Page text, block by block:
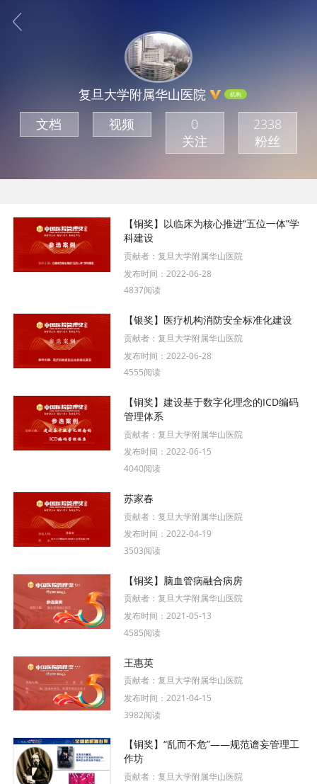
复旦大学附属华山医院 机构
文档 视频
0
关注
2338
粉丝
【铜奖】以临床为核心推进“五位一体”学
科建设
贡献者： 复旦大学附属华山医院
发布时间： 2022-06-28
4837阅读
【银奖】医疗机构消防安全标准化建设
贡献者： 复旦大学附属华山医院
发布时间： 2022-06-28
4555阅读
【铜奖】建设基于数字化理念的ICD编码
管理体系
贡献者： 复旦大学附属华山医院
发布时间： 2022-06-15
4040阅读
苏家春
贡献者： 复旦大学附属华山医院
发布时间： 2022-04-19
3503阅读
【铜奖】脑血管病融合病房
贡献者： 复旦大学附属华山医院
发布时间： 2021-05-13
4585阅读
王惠英
贡献者： 复旦大学附属华山医院
发布时间： 2021-04-15
3982阅读
【铜奖】“乱而不危”——规范谵妄管理工
作坊
贡献者： 复旦大学附属华山医院